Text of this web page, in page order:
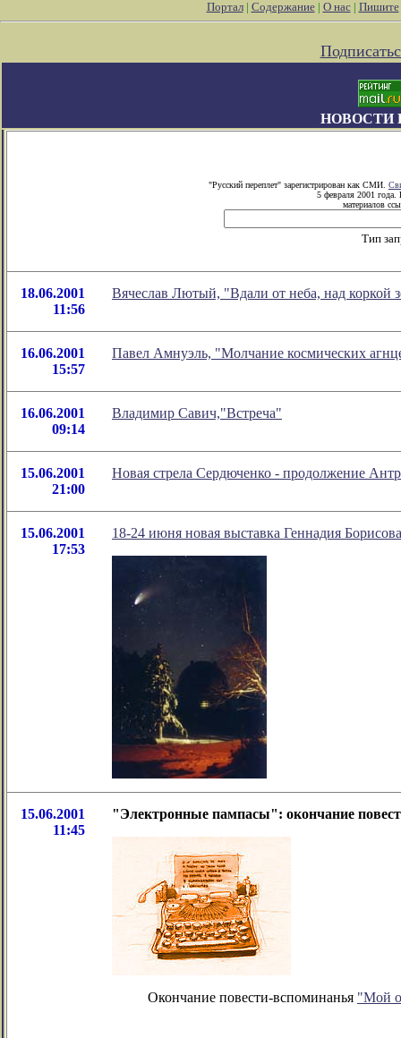
Портал| Содержание| О нас| Пишите
НОВОСТИ
"Русский переплет" зарегистрирован как СМИ.
5 февраля 2001 года.
материалов
Тип
18.06.2001
11:56
Вячеслав Лютый, "Вдали от неба, над коркой
16.06.2001
15:57
Павел Амнуэль, "Молчание космических
16.06.2001
09:14
Владимир Савич,"Встреча"
15.06.2001
21:00
Новая стрела Сердюченко - продолжение
15.06.2001
17:53
18-24 июня новая выставка Геннадия
15.06.2001
11:45
"Электронные пампасы": окончание
Окончание повести-вспоминанья "Мой